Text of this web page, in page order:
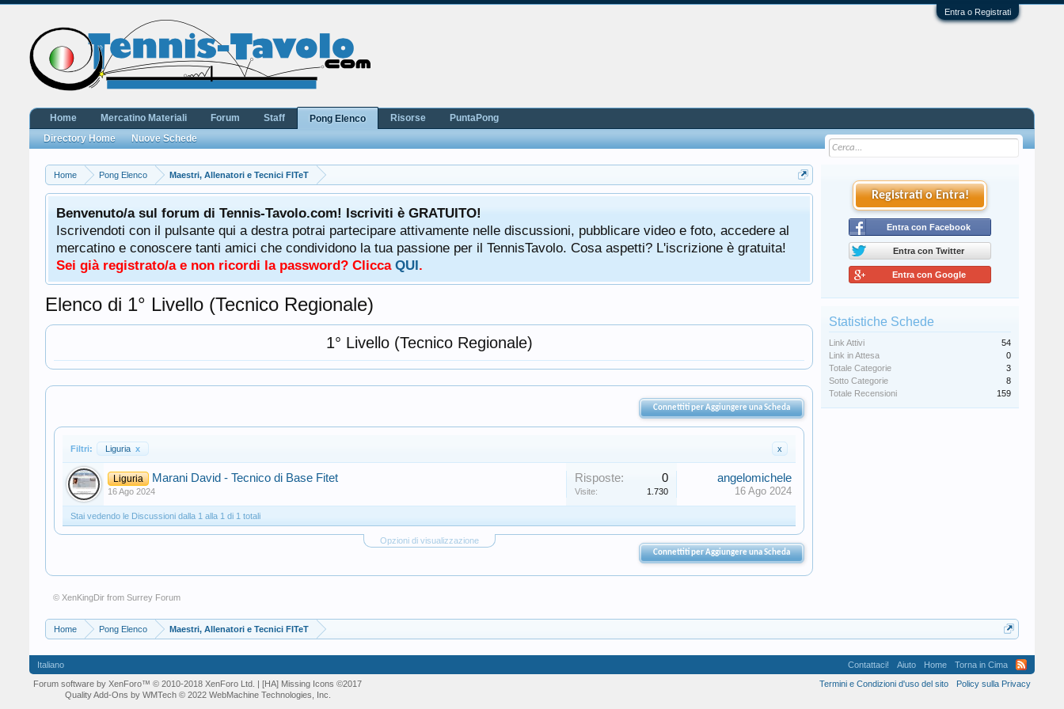
Entra o Registrati
Home Pong Elenco Maestri, Allenatori e Tecnici FITeT
Benvenuto/a sul forum di Tennis-Tavolo.com! Iscriviti è GRATUITO!
Iscrivendoti con il pulsante qui a destra potrai partecipare attivamente nelle discussioni, pubblicare video e foto, accedere al
mercatino e conoscere tanti amici che condividono la tua passione per il TennisTavolo. Cosa aspetti? L'iscrizione è gratuita!
Sei già registrato/a e non ricordi la password? Clicca QUI.
Elenco di 1° Livello (Tecnico Regionale)
1° Livello (Tecnico Regionale)
Connettiti per Aggiungere una Scheda
Filtri: Liguria x x
Liguria Marani David - Tecnico di Base Fitet
16 Ago 2024
Risposte: 0
Visite: 1.730
angelomichele
16 Ago 2024
Stai vedendo le Discussioni dalla 1 alla 1 di 1 totali
Opzioni di visualizzazione
Connettiti per Aggiungere una Scheda
© XenKingDir from Surrey Forum
Registrati o Entra!
Entra con Facebook
Entra con Twitter
Entra con Google
Statistiche Schede
Link Attivi
54
Link in Attesa
0
Totale Categorie
3
Sotto Categorie
8
Totale Recensioni
159
Home Pong Elenco Maestri, Allenatori e Tecnici FITeT
Home Mercatino Materiali Forum Staff
Pong Elenco
Directory Home
Nuove Schede
Risorse PuntaPong
Italiano Contattaci! Aiuto Home
Torna in Cima
Termini e Condizioni d'uso del sito
Policy sulla Privacy
Forum software by XenForo™ © 2010-2018 XenForo Ltd. | [HA] Missing Icons ©2017
Quality Add-Ons by WMTech © 2022 WebMachine Technologies, Inc.